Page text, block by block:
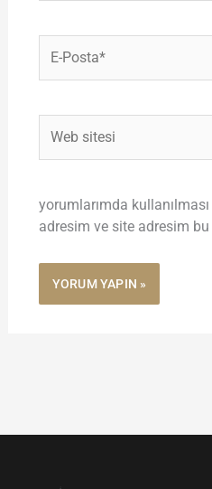
Posta*
sitesi
yorumlarımda
adresim ve site adresim bu